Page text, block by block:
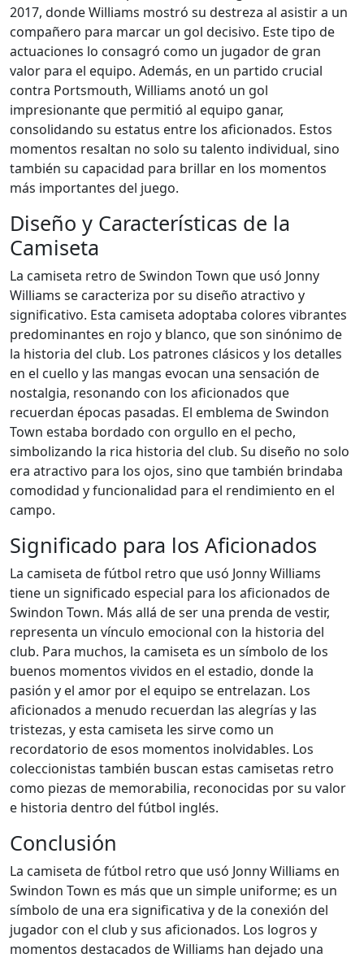
2017, donde Williams mostró su destreza al asistir a un
compañero para marcar un gol decisivo. Este tipo de
actuaciones lo consagró como un jugador de gran
valor para el equipo. Además, en un partido crucial
contra Portsmouth, Williams anotó un gol
impresionante que permitió al equipo ganar,
consolidando su estatus entre los aficionados. Estos
momentos resaltan no solo su talento individual, sino
también su capacidad para brillar en los momentos
más importantes del juego.
Diseño y Características de la
Camiseta
La camiseta retro de Swindon Town que usó Jonny
Williams se caracteriza por su diseño atractivo y
significativo. Esta camiseta adoptaba colores vibrantes
predominantes en rojo y blanco, que son sinónimo de
la historia del club. Los patrones clásicos y los detalles
en el cuello y las mangas evocan una sensación de
nostalgia, resonando con los aficionados que
recuerdan épocas pasadas. El emblema de Swindon
Town estaba bordado con orgullo en el pecho,
simbolizando la rica historia del club. Su diseño no solo
era atractivo para los ojos, sino que también brindaba
comodidad y funcionalidad para el rendimiento en el
campo.
Significado para los Aficionados
La camiseta de fútbol retro que usó Jonny Williams
tiene un significado especial para los aficionados de
Swindon Town. Más allá de ser una prenda de vestir,
representa un vínculo emocional con la historia del
club. Para muchos, la camiseta es un símbolo de los
buenos momentos vividos en el estadio, donde la
pasión y el amor por el equipo se entrelazan. Los
aficionados a menudo recuerdan las alegrías y las
tristezas, y esta camiseta les sirve como un
recordatorio de esos momentos inolvidables. Los
coleccionistas también buscan estas camisetas retro
como piezas de memorabilia, reconocidas por su valor
e historia dentro del fútbol inglés.
Conclusión
La camiseta de fútbol retro que usó Jonny Williams en
Swindon Town es más que un simple uniforme; es un
símbolo de una era significativa y de la conexión del
jugador con el club y sus aficionados. Los logros y
momentos destacados de Williams han dejado una